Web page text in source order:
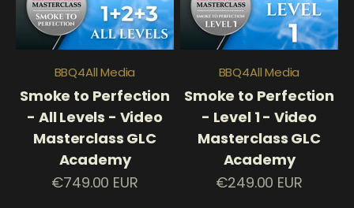
BBQ4All Media
Smoke to Perfection
- All Levels - Video
Masterclass GLC
Academy
Prezzo scontato
€749.00 EUR
BBQ4All Media
Smoke to Perfection
- Level 1 - Video
Masterclass GLC
Academy
Prezzo scontato
€249.00 EUR